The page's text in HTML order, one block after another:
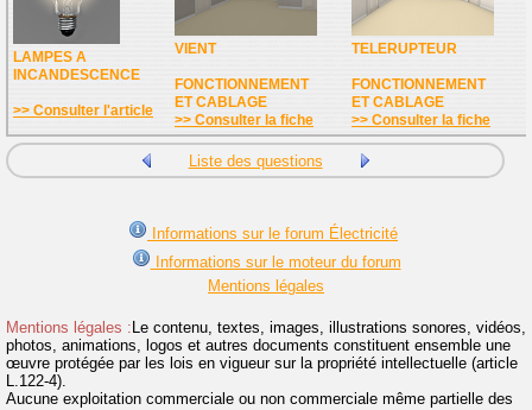
LAMPES A
INCANDESCENCE
>> Consulter l'article
VIENT
FONCTIONNEMENT
ET CABLAGE
>> Consulter la fiche
TELERUPTEUR
FONCTIONNEMENT
ET CABLAGE
>> Consulter la fiche
Liste des questions
Informations sur le forum Électricité
Informations sur le moteur du forum
Mentions légales
Mentions légales :Le contenu, textes, images, illustrations sonores, vidéos,
photos, animations, logos et autres documents constituent ensemble une
œuvre protégée par les lois en vigueur sur la propriété intellectuelle (article
L.122-4).
Aucune exploitation commerciale ou non commerciale même partielle des